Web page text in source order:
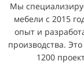
Мы
мебели с 2015
опыт и
производства.
1200